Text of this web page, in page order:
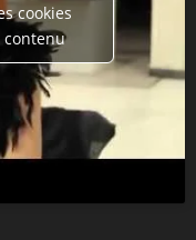
cookies
contenu